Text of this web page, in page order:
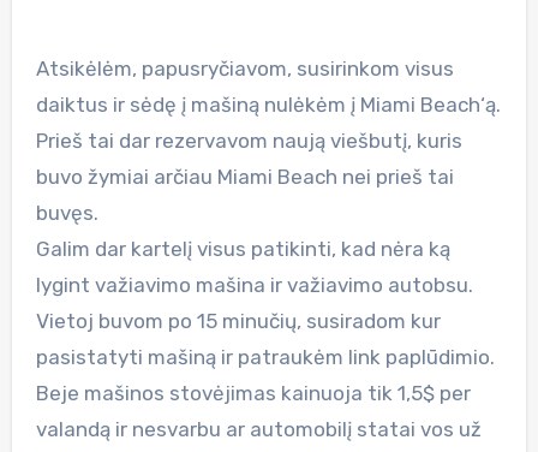
Atsikėlėm, papusryčiavom, susirinkom visus
daiktus ir sėdę į mašiną nulėkėm į Miami Beach‘ą.
Prieš tai dar rezervavom naują viešbutį, kuris
buvo žymiai arčiau Miami Beach nei prieš tai
buvęs.
Galim dar kartelį visus patikinti, kad nėra ką
lygint važiavimo mašina ir važiavimo autobsu.
Vietoj buvom po 15 minučių, susiradom kur
pasistatyti mašiną ir patraukėm link paplūdimio.
Beje mašinos stovėjimas kainuoja tik 1,5$ per
valandą ir nesvarbu ar automobilį statai vos už